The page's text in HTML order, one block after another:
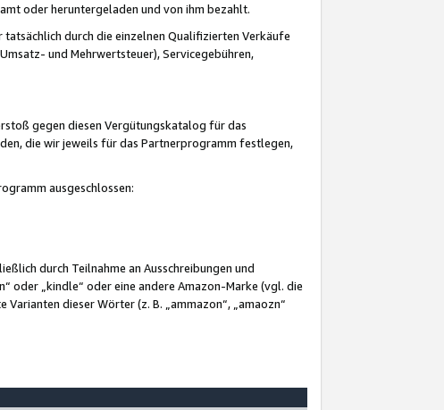
oder heruntergeladen und von ihm bezahlt.
tatsächlich durch die einzelnen Qualifizierten Verkäufe
und Mehrwertsteuer), Servicegebühren,
gegen diesen Vergütungskatalog für das
die wir jeweils für das Partnerprogramm festlegen,
ausgeschlossen:
durch Teilnahme an Ausschreibungen und
oder „kindle“ oder eine andere Amazon-Marke (vgl. die
dieser Wörter (z. B. „ammazon“, „amaozn“